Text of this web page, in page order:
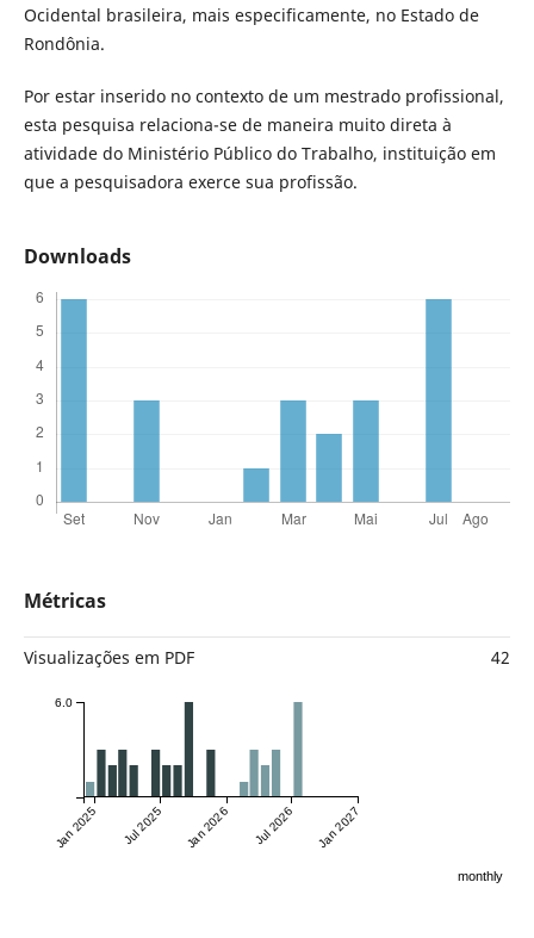
Ocidental brasileira, mais especificamente, no Estado de
Rondônia.
Por estar inserido no contexto de um mestrado profissional,
esta pesquisa relaciona-se de maneira muito direta à
atividade do Ministério Público do Trabalho, instituição em
que a pesquisadora exerce sua profissão.
Downloads
Métricas
Visualizações em PDF 42
Jan 2025 Jul 2025 Jan 2026 Jul 2026 Jan 2027
6.0
monthly